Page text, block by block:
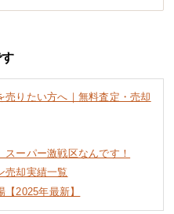
りたい方へ｜無料査定・売却
ーパー激戦区なんです！
売却実績一覧
2025年最新】